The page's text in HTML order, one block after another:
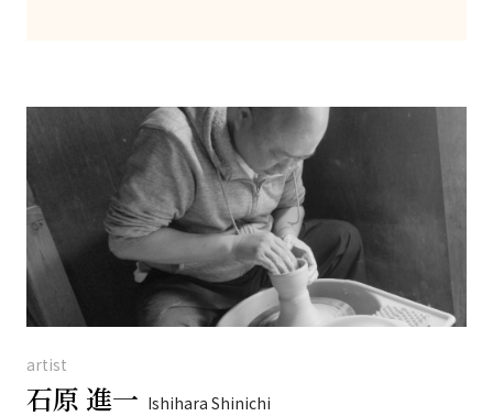
artist
石原 進一 Ishihara Shinichi